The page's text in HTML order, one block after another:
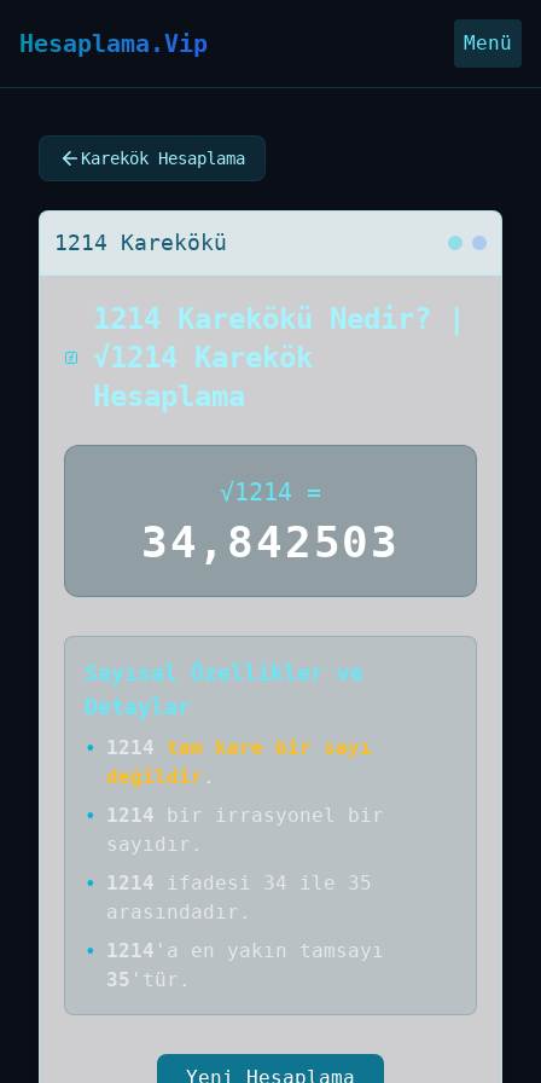
Hesaplama.Vip Menü
Karekök Hesaplama
1214 Karekökü
1214 Karekökü Nedir? |
√1214 Karekök
Hesaplama
√1214 =
34,842503
Sayısal Özellikler ve
Detaylar
• 1214
tam kare bir sayı
değildir .
•
1214 bir
irrasyonel bir
sayıdır .
•
1214
ifadesi 34 ile 35
arasındadır.
•
1214 'a en yakın tamsayı
35 'tür.
Yeni Hesaplama